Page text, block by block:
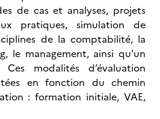
de cas et analyses, projets
pratiques, simulation de
de la comptabilité, la
le management, ainsi qu'un
modalités d’évaluation
en fonction du chemin
: formation initiale, VAE,